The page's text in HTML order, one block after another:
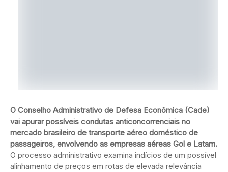
O Conselho Administrativo de Defesa Econômica (Cade)
vai apurar possíveis condutas anticoncorrenciais no
mercado brasileiro de transporte aéreo doméstico de
passageiros, envolvendo as empresas aéreas Gol e Latam.
O processo administrativo examina indícios de um possível
alinhamento de preços em rotas de elevada relevância